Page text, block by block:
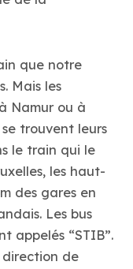
que notre
Mais les
Namur ou à
trouvent leurs
le train qui le
les haut-
des gares en
Les bus
appelés “STIB”.
direction de